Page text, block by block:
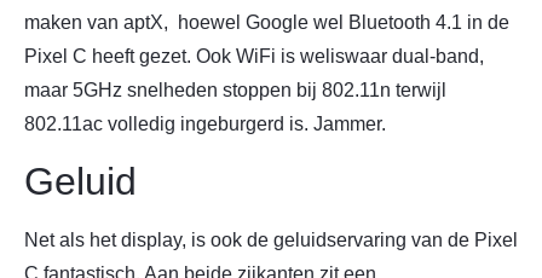
maken van aptX, hoewel Google wel Bluetooth 4.1 in de
Pixel C heeft gezet. Ook WiFi is weliswaar dual-band,
maar 5GHz snelheden stoppen bij 802.11n terwijl
802.11ac volledig ingeburgerd is. Jammer.
Geluid
Net als het display, is ook de geluidservaring van de Pixel
C fantastisch. Aan beide zijkanten zit een